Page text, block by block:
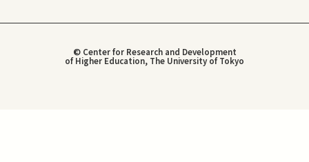
© Center for Research and Development
of Higher Education, The University of Tokyo